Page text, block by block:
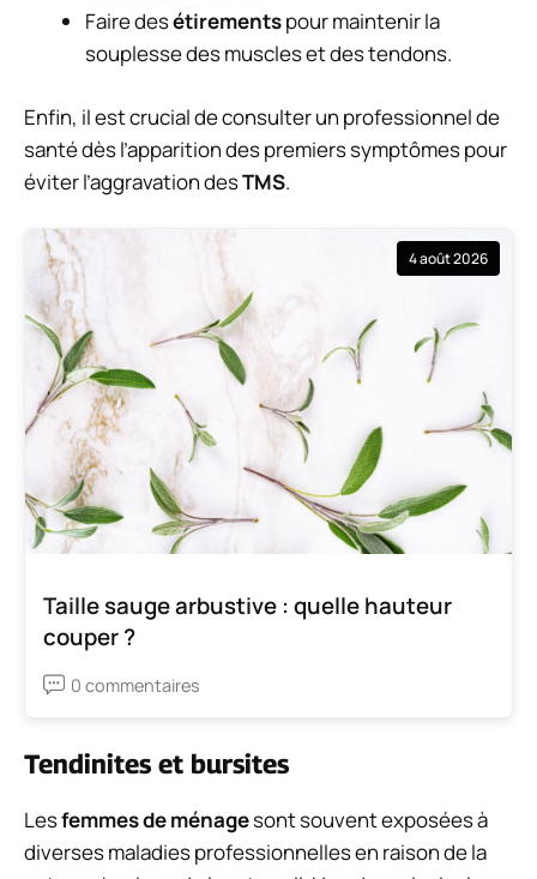
Faire desétirementspour maintenir la
souplesse des muscles et des tendons.
Enfin, il est crucial de consulter un professionnel de
santé dès l’apparition des premiers symptômes pour
éviter l’aggravation desTMS.
4 août 2026
Taille sauge arbustive : quelle hauteur
couper ?
0 commentaires
Tendinites et bursites
Lesfemmes de ménagesont souvent exposées à
diverses maladies professionnelles en raison de la